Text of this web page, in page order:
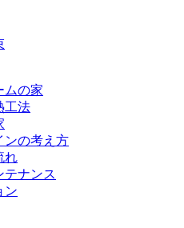
ムの家
工法
ンの考え方
れ
テナンス
ン